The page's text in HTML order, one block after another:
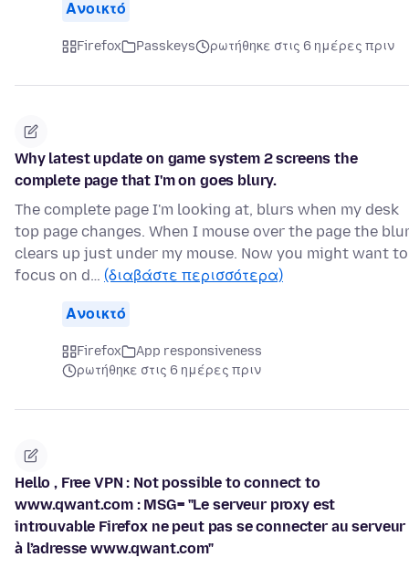
Ανοικτό
Firefox Passkeys ρωτήθηκε στις 6 ημέρες πριν
Why latest update on game system 2 screens the
complete page that I'm on goes blury.
The complete page I'm looking at, blurs when my desk
top page changes. When I mouse over the page the
clears up just under my mouse. Now you might want to
focus on d… (διαβάστε περισσότερα)
Ανοικτό
Firefox
App responsiveness
ρωτήθηκε στις 6 ημέρες πριν
Hello , Free VPN : Not possible to connect to
www.qwant.com : MSG= "Le serveur proxy est
introuvable Firefox ne peut pas se connecter au serveur
à l’adresse www.qwant.com"